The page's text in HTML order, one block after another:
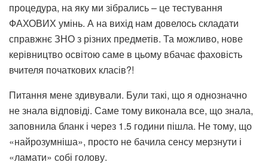
процедура, на яку ми зібрались – це тестування
ФАХОВИХ умінь. А на вихід нам довелось складати
справжнє ЗНО з різних предметів. Та можливо, нове
керівництво освітою саме в цьому вбачає фаховість
вчителя початкових класів?!
Питання мене здивували. Були такі, що я однозначно
не знала відповіді. Саме тому виконала все, що знала,
заповнила бланк і через 1.5 години пішла. Не тому, що
«найрозумніша», просто не бачила сенсу мерзнути і
«ламати» собі голову.